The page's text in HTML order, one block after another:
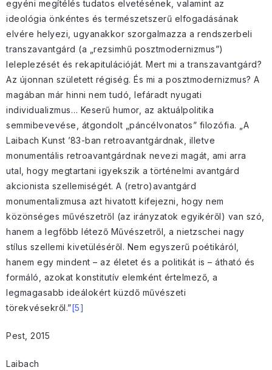
egyéni megítélés tudatos elvetésének, valamint az
ideológia önkéntes és természetszerű elfogadásának
elvére helyezi, ugyanakkor szorgalmazza a rendszerbeli
transzavantgárd (a „rezsimhű posztmodernizmus”)
leleplezését és rekapitulációját. Mert mi a transzavantgárd?
Az újonnan született régiség. És mi a posztmodernizmus? A
magában már hinni nem tudó, lefáradt nyugati
individualizmus… Keserű humor, az aktuálpolitika
semmibevevése, átgondolt „páncélvonatos” filozófia. „A
Laibach Kunst ’83-ban retroavantgárdnak, illetve
monumentális retroavantgárdnak nevezi magát, ami arra
utal, hogy megtartani igyekszik a történelmi avantgárd
akcionista szellemiségét. A (retro)avantgárd
monumentalizmusa azt hivatott kifejezni, hogy nem
közönséges művészetről (az irányzatok egyikéről) van szó,
hanem a legfőbb létező Művészetről, a nietzschei nagy
stílus szellemi kivetüléséről. Nem egyszerű poétikáról,
hanem egy mindent – az életet és a politikát is – átható és
formáló, azokat konstitutív elemként értelmező, a
legmagasabb ideálokért küzdő művészeti
törekvésekről.”[5]
Pest, 2015
Laibach